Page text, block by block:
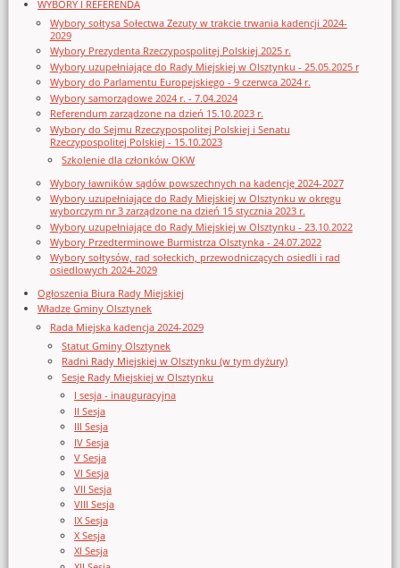
WYBORY I REFERENDA
Wybory sołtysa Sołectwa Zezuty w trakcie trwania kadencji 2024-
2029
Wybory Prezydenta Rzeczypospolitej Polskiej 2025 r.
Wybory uzupełniające do Rady Miejskiej w Olsztynku - 25.05.2025 r
Wybory do Parlamentu Europejskiego - 9 czerwca 2024 r.
Wybory samorządowe 2024 r. - 7.04.2024
Referendum zarządzone na dzień 15.10.2023 r.
Wybory do Sejmu Rzeczypospolitej Polskiej i Senatu
Rzeczypospolitej Polskiej - 15.10.2023
Szkolenie dla członków OKW
Wybory ławników sądów powszechnych na kadencję 2024-2027
Wybory uzupełniające do Rady Miejskiej w Olsztynku w okręgu
wyborczym nr 3 zarządzone na dzień 15 stycznia 2023 r.
Wybory uzupełniające do Rady Miejskiej w Olsztynku - 23.10.2022
Wybory Przedterminowe Burmistrza Olsztynka - 24.07.2022
Wybory sołtysów, rad sołeckich, przewodniczących osiedli i rad
osiedlowych 2024-2029
Ogłoszenia Biura Rady Miejskiej
Władze Gminy Olsztynek
Rada Miejska kadencja 2024-2029
Statut Gminy Olsztynek
Radni Rady Miejskiej w Olsztynku (w tym dyżury)
Sesje Rady Miejskiej w Olsztynku
I sesja - inauguracyjna
II Sesja
III Sesja
IV Sesja
V Sesja
VI Sesja
VII Sesja
VIII Sesja
IX Sesja
X Sesja
XI Sesja